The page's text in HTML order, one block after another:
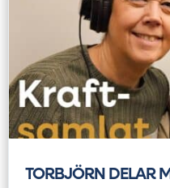
TORBJÖRN DELAR